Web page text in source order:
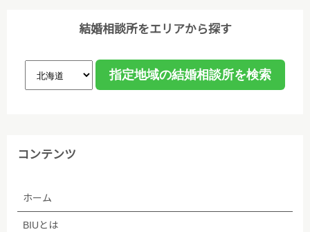
結婚相談所をエリアから探す
コンテンツ
ホーム
BIUとは